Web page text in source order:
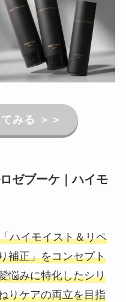
みる ＞＞
ゼブーケ｜ハイモ
ハイモイスト＆リペ
補正」をコンセプト
悩みに特化したシリ
りケアの両立を目指